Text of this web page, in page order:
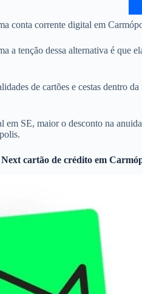
conta corrente digital em
a tenção dessa alternativa é
de cartões e cestas dentro
em SE, maior o desconto na
Next cartão de crédito em